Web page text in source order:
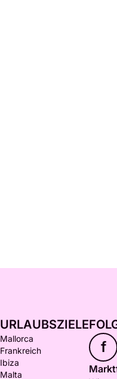
URLAUBSZIELE
Mallorca
Frankreich
Ibiza
Malta
f